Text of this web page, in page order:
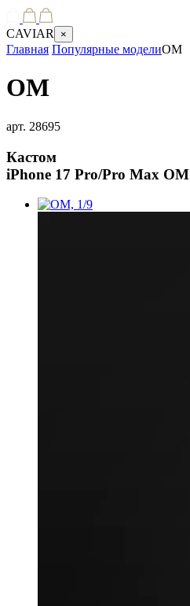
CAVIAR ×
Главная Популярные моделиOM
OM
арт. 28695
Кастом
iPhone 17 Pro/Pro Max OM